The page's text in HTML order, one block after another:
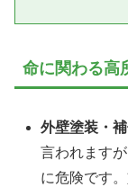
命に関わる高
外壁塗装・
言われます
に危険です